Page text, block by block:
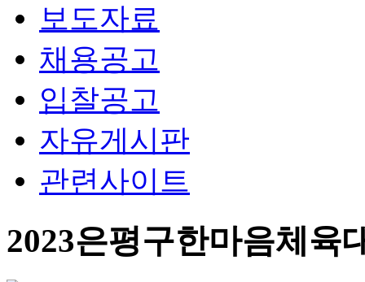
보도자료
채용공고
입찰공고
자유게시판
관련사이트
2023은평구한마음체육